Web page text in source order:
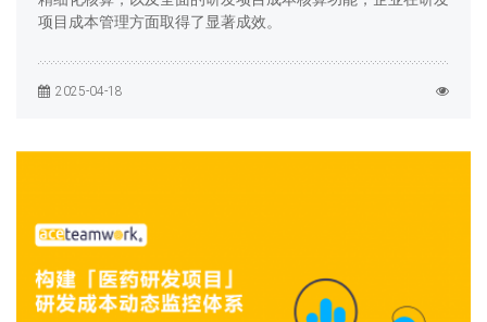
项目成本管理方面取得了显著成效。
2025-04-18